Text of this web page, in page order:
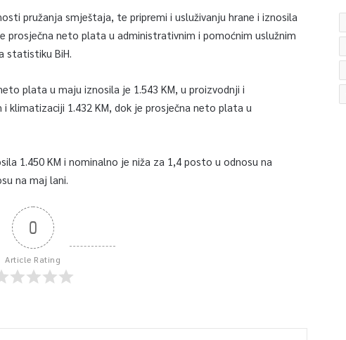
pružanja smještaja, te pripremi i usluživanju hrane i iznosila
prosječna neto plata u administrativnim i pomoćnim uslužnim
statistiku BiH.
plata u maju iznosila je 1.543 KM, u proizvodnji i
klimatizaciji 1.432 KM, dok je prosječna neto plata u
1.450 KM i nominalno je niža za 1,4 posto u odnosu na
na maj lani.
0
Article Rating